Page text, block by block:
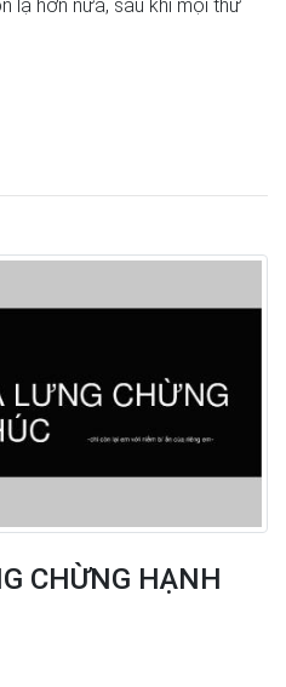
lạ hơn nữa, sau khi mọi thứ
CHỪNG HẠNH